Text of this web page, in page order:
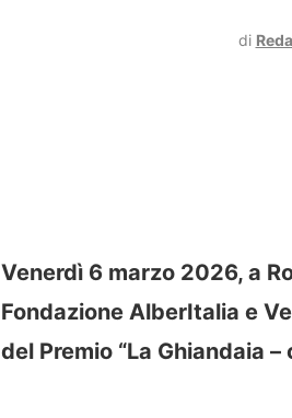
di
Venerdì 6 marzo 2026, a
Fondazione AlberItalia e
del Premio “La Ghiandaia